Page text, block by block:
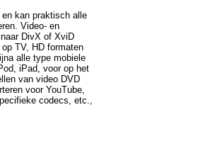
kan praktisch alle
Video- en
DivX of XviD
TV, HD formaten
alle type mobiele
iPad, voor op het
van video DVD
voor YouTube,
codecs, etc.,